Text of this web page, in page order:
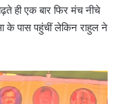
ही एक बार फिर मंच नीचे
के पास पहुंचीं लेकिन राहुल ने